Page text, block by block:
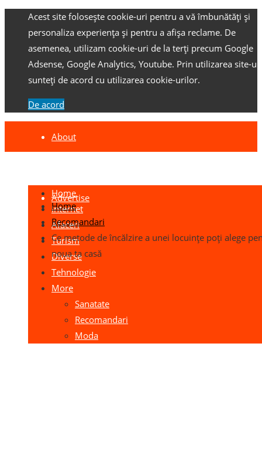
Acest site folosește cookie-uri pentru a vă îmbunătăți și
personaliza experiența și pentru a afișa reclame. De
asemenea, utilizam cookie-uri de la terți precum Google
Adsense, Google Analytics, Youtube. Prin utilizarea site-
sunteți de acord cu utilizarea cookie-urilor.
De acord
About
Advertise
Home
Internet
Afaceri
Turism
Diverse
Tehnologie
More
Sanatate
Recomandari
Moda
Home
Recomandari
Ce metode de încălzire a unei locuințe poți alege
noua ta casă